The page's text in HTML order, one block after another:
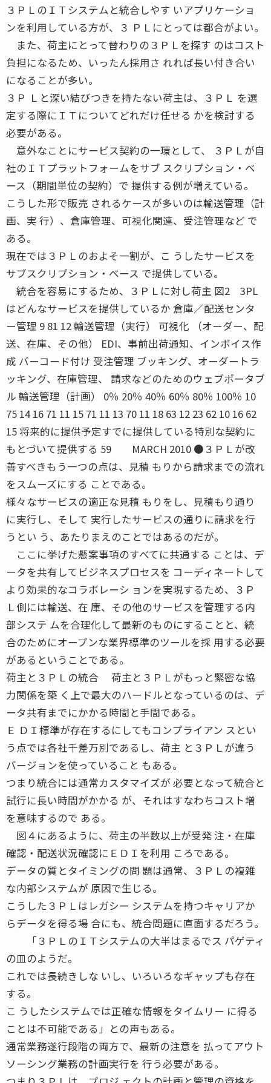
３ＰＬのＩＴシステムと統合しやす いアプリケーショ
ンを利用している方が、３ ＰＬにとっては都合がよい。
また、荷主にとって替わりの３ＰＬを探す のはコスト
負担になるため、いったん採用さ れれば長い付き合い
になることが多い。
３Ｐ Ｌと深い結びつきを持たない荷主は、３ＰＬ を選
定する際にＩＴについてどれだけ任せる かを検討する
必要がある。
意外なことにサービス契約の一環として、 ３ＰＬが自
社のＩＴプラットフォームをサブ スクリプション・ベ
ース（期間単位の契約）で 提供する例が増えている。
こうした形で販売 されるケースが多いのは輸送管理（計
画、実 行）、倉庫管理、可視化関連、受注管理など で
ある。
現在では３ＰＬのおよそ一割が、こ うしたサービスを
サブスクリプション・ベース で提供している。
統合を容易にするため、３ＰＬに対し荷主 図2 3PL
はどんなサービスを提供しているか 倉庫／配送センタ
ー管理 9 81 12 輸送管理（実行） 可視化 （オーダー、配
送、在庫、その他） EDI、事前出荷通知、インボイス作
成 バーコード付け 受注管理 ブッキング、オーダートラ
ッキング、在庫管理、 請求などのためのウェブポータブ
ル 輸送管理（計画） 0％ 20％ 40％ 60％ 80％ 100％ 10
75 14 16 71 11 15 71 11 13 70 11 18 63 12 23 62 10 16 62
15 将来的に提供予定すでに提供している特別な契約に
もとづいて提供する 59 MARCH 2010 ●３ＰＬが改
善すべきもう一つの点は、見積 もりから請求までの流れ
をスムーズにする ことである。
様々なサービスの適正な見積 もりをし、見積もり通り
に実行し、そして 実行したサービスの通りに請求を行
うとい う、あたりまえのことではあるのだが。
ここに挙げた懸案事項のすべてに共通する ことは、デ
ータを共有してビジネスプロセスを コーディネートして
より効果的なコラボレーシ ョンを実現するため、３Ｐ
Ｌ側には輸送、在 庫、その他のサービスを管理する内
部システ ムを合理化して最新のものにすることと、統
合のためにオープンな業界標準のツールを採 用する必要
があるということである。
荷主と３ＰＬの統合 荷主と３ＰＬがもっと緊密な協
力関係を築 く上で最大のハードルとなっているのは、デ
ータ共有までにかかる時間と手間である。
Ｅ ＤＩ標準が存在するにしてもコンプライアン スとい
う点では各社千差万別であるし、荷主 と３ＰＬが違う
バージョンを使っていること もある。
つまり統合には通常カスタマイズが 必要となって統合と
試行に長い時間がかかる が、それはすなわちコスト増
を意味するので ある。
図４にあるように、荷主の半数以上が受発 注・在庫
確認・配送状況確認にＥＤＩを利用 ころである。
データの質とタイミングの問 題は通常、３ＰＬの複雑
な内部システムが 原因で生じる。
こうした３ＰＬはレガシー システムを持つキャリアか
らデータを得る場 合にも、統合問題に直面するだろう。
「３ＰＬのＩＴシステムの大半はまるでス パゲティ
の皿のようだ。
これでは長続きしな いし、いろいろなギャップも存在
する。
こ うしたシステムでは正確な情報をタイムリー に得る
ことは不可能である」との声もある。
通常業務遂行段階の両方で、最新の注意を 払ってアウト
ソーシング業務の計画実行を 行う必要がある。